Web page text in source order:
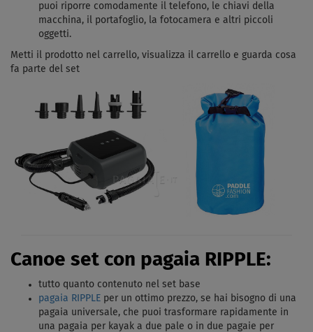
puoi riporre comodamente il telefono, le chiavi della
macchina, il portafoglio, la fotocamera e altri piccoli
oggetti.
Metti il ​​prodotto nel carrello, visualizza il carrello e guarda cosa
fa parte del set
Canoe set con pagaia RIPPLE:
tutto quanto contenuto nel set base
pagaia RIPPLE per un ottimo prezzo, se hai bisogno di una
pagaia universale, che puoi trasformare rapidamente in
una pagaia per kayak a due pale o in due pagaie per